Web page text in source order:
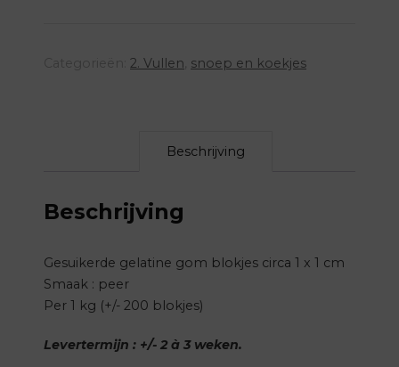
2. Vullen snoep en koekjes
Beschrijving
Beschrijving
Gesuikerde gelatine gom blokjes circa 1 x 1 cm
Smaak : peer
Per 1 kg (+/- 200 blokjes)
Levertermijn : +/- 2 à 3 weken.